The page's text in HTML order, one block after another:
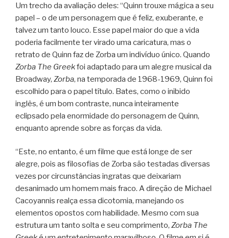
Um trecho da avaliação deles: “Quinn trouxe mágica a seu
papel – o de um personagem que é feliz, exuberante, e
talvez um tanto louco. Esse papel maior do que a vida
poderia facilmente ter virado uma caricatura, mas o
retrato de Quinn faz de Zorba um indivíduo único. Quando
Zorba The Greekfoi adaptado para um alegre musical da
Broadway, Zorba, na temporada de 1968-1969, Quinn foi
escolhido para o papel título. Bates, como o inibido
inglês, é um bom contraste, nunca inteiramente
eclipsado pela enormidade do personagem de Quinn,
enquanto aprende sobre as forças da vida.
“Este, no entanto, é um filme que está longe de ser
alegre, pois as filosofias de Zorba são testadas diversas
vezes por circunstâncias ingratas que deixariam
desanimado um homem mais fraco. A direção de Michael
Cacoyannis realça essa dicotomia, manejando os
elementos opostos com habilidade. Mesmo com sua
estrutura um tanto solta e seu comprimento, Zorba The